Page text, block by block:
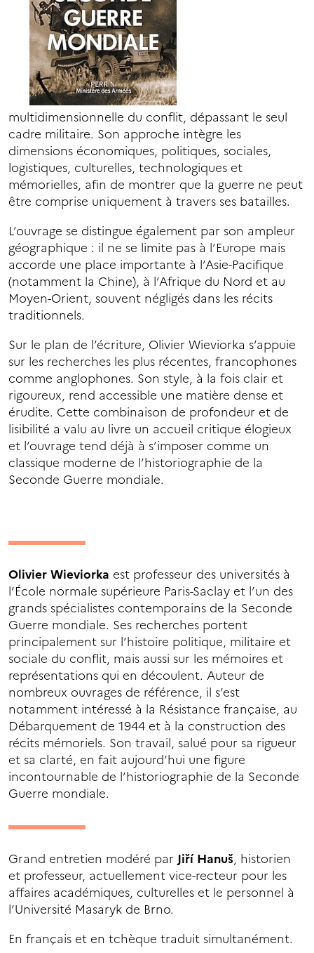
multidimensionnelle du conflit, dépassant le seul
cadre militaire. Son approche intègre les
dimensions économiques, politiques, sociales,
logistiques, culturelles, technologiques et
mémorielles, afin de montrer que la guerre ne peut
être comprise uniquement à travers ses batailles.
L’ouvrage se distingue également par son ampleur
géographique : il ne se limite pas à l’Europe mais
accorde une place importante à l’Asie-Pacifique
(notamment la Chine), à l’Afrique du Nord et au
Moyen-Orient, souvent négligés dans les récits
traditionnels.
Sur le plan de l’écriture, Olivier Wieviorka s’appuie
sur les recherches les plus récentes, francophones
comme anglophones. Son style, à la fois clair et
rigoureux, rend accessible une matière dense et
érudite. Cette combinaison de profondeur et de
lisibilité a valu au livre un accueil critique élogieux
et l’ouvrage tend déjà à s’imposer comme un
classique moderne de l’historiographie de la
Seconde Guerre mondiale.
Olivier Wieviorka est professeur des universités à
l’École normale supérieure Paris-Saclay et l’un des
grands spécialistes contemporains de la Seconde
Guerre mondiale. Ses recherches portent
principalement sur l’histoire politique, militaire et
sociale du conflit, mais aussi sur les mémoires et
représentations qui en découlent. Auteur de
nombreux ouvrages de référence, il s’est
notamment intéressé à la Résistance française, au
Débarquement de 1944 et à la construction des
récits mémoriels. Son travail, salué pour sa rigueur
et sa clarté, en fait aujourd’hui une figure
incontournable de l’historiographie de la Seconde
Guerre mondiale.
Grand entretien modéré parJiří Hanuš, historien
et professeur, actuellement vice-recteur pour les
affaires académiques, culturelles et le personnel à
l’Université Masaryk de Brno.
En français et en tchèque traduit simultanément.